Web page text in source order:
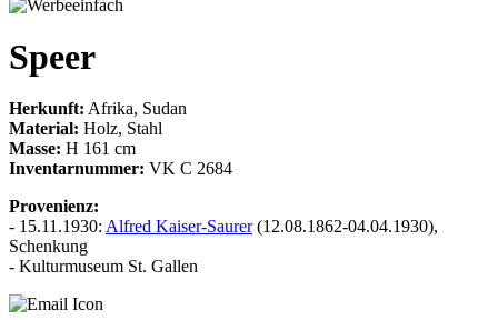
Speer
Herkunft: Afrika, Sudan
Material: Holz, Stahl
Masse: H 161 cm
Inventarnummer: VK C 2684
Provenienz:
- 15.11.1930: Alfred Kaiser-Saurer(12.08.1862-04.04.1930),
Schenkung
- Kulturmuseum St. Gallen